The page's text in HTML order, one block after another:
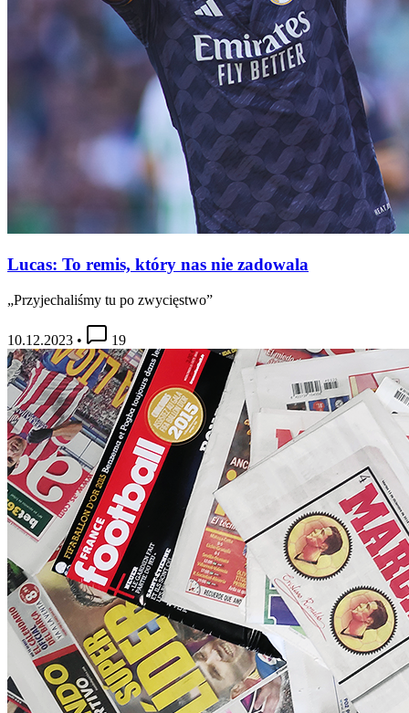
Lucas: To remis, który nas nie zadowala
„Przyjechaliśmy tu po zwycięstwo”
10.12.2023 • 19